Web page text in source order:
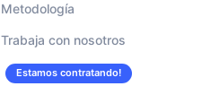
Metodología
Trabaja con nosotros
Estamos contratando!